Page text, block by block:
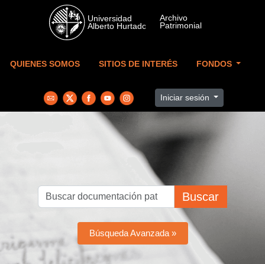
Skip to main content
QUIENES SOMOS SITIOS DE INTERÉS FONDOS
Iniciar sesión
Buscar
Búsqueda Avanzada »